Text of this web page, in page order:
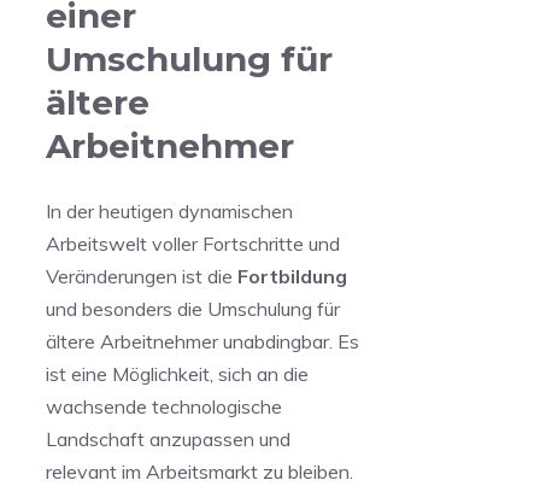
einer ​
Umschulung für
ältere
Arbeitnehmer
In der heutigen ‌dynamischen
⁣Arbeitswelt voller⁣ Fortschritte und
Veränderungen ⁣ist ⁣die Fortbildung
und‍ besonders ⁢die Umschulung ​für
ältere Arbeitnehmer unabdingbar. Es
ist eine Möglichkeit, sich an die
wachsende technologische
Landschaft anzupassen und
relevant im Arbeitsmarkt zu bleiben.